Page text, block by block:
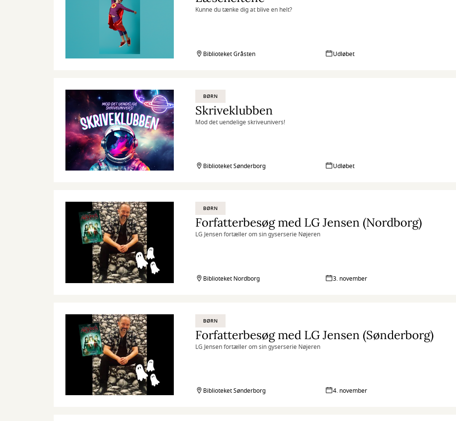
Kunne du tænke dig at blive en helt?
Biblioteket Gråsten Udløbet
BØRN
Skriveklubben
Mod det uendelige skriveunivers!
Biblioteket Sønderborg Udløbet
BØRN
Forfatterbesøg med LG Jensen (Nordborg)
LG Jensen fortæller om sin gyserserie Nøjeren
Biblioteket Nordborg 3. november
BØRN
Forfatterbesøg med LG Jensen (Sønderborg)
LG Jensen fortæller om sin gyserserie Nøjeren
Biblioteket Sønderborg 4. november